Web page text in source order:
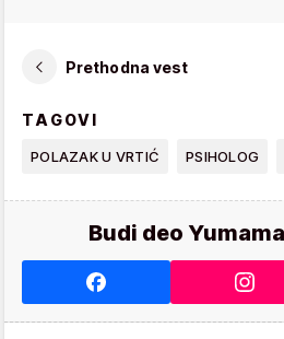
Prethodna vest
TAGOVI
POLAZAK U VRTIĆ PSIHOLOG
Budi deo